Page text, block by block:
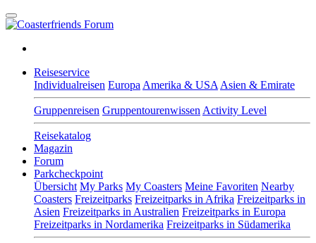
Reiseservice
Individualreisen Europa Amerika & USA Asien & Emirate
Gruppenreisen Gruppentourenwissen Activity Level
Reisekatalog
Magazin
Forum
Parkcheckpoint
Übersicht My Parks My Coasters Meine Favoriten Nearby
Coasters Freizeitparks Freizeitparks in Afrika Freizeitparks in
Asien Freizeitparks in Australien Freizeitparks in Europa
Freizeitparks in Nordamerika Freizeitparks in Südamerika